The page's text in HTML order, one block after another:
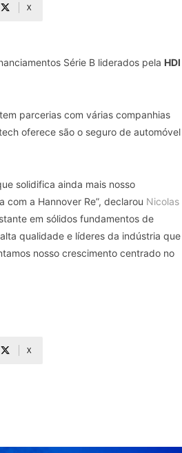
X
Série B liderados pela HDI
parcerias com várias companhias
oferece são o seguro de automóvel
solidifica ainda mais nosso
a Hannover Re”, declarou Nicolas
em sólidos fundamentos de
qualidade e líderes da indústria que
nosso crescimento centrado no
X